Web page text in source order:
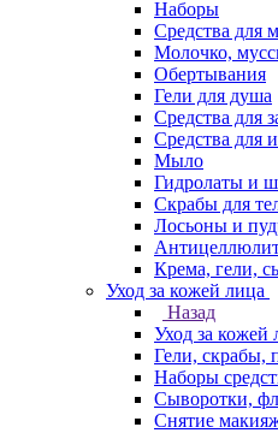
Наборы
Средства для
Молочко,
Обертывания
Гели для душа
Средства для
Средства для
Мыло
Гидролаты и
Скрабы для
Лосьоны и
Крема, гели,
Уход за кожей лица
Назад
Уход за кожей
Гели, скрабы,
Наборы
Сыворотки,
Снятие